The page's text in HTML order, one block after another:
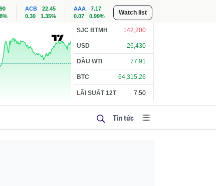
ACB
22.45
0.30
1.35%
AAA
7.17
0.07
0.99% Watch list
SJC BTMH 142,200
USD 26,430
DẦU WTI 77.91
BTC 64,315.26
LÃI SUẤT 12T 7.50
Tin tức